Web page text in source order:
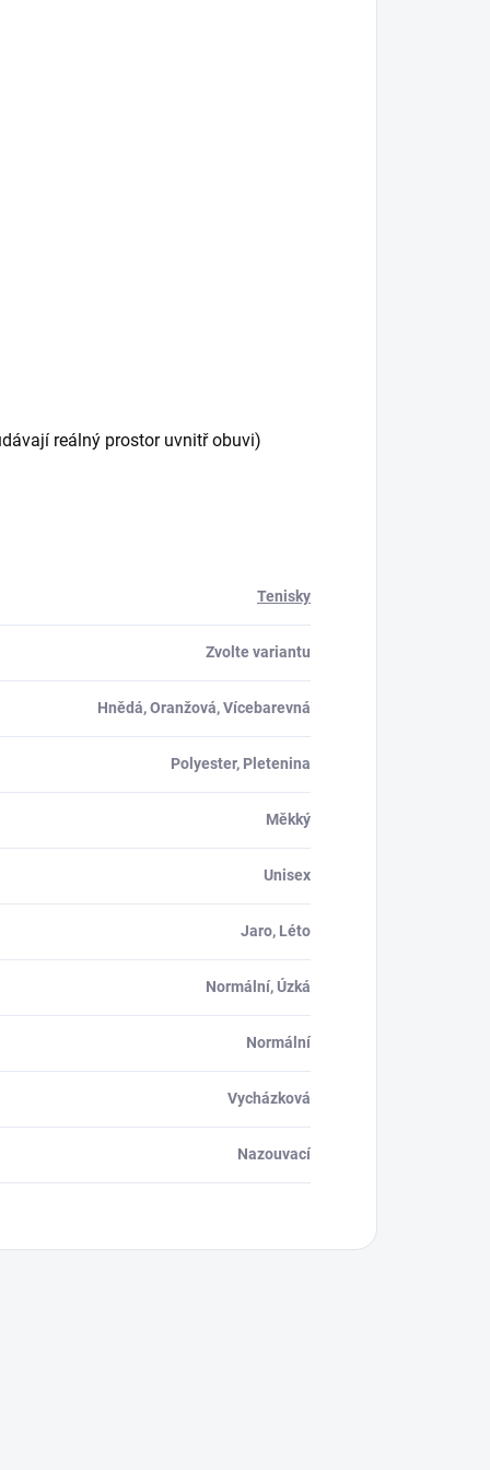
reálný prostor uvnitř obuvi)
Tenisky
Zvolte variantu
Hnědá, Oranžová, Vícebarevná
Polyester, Pletenina
Měkký
Unisex
Jaro, Léto
Normální, Úzká
Normální
Vycházková
Nazouvací